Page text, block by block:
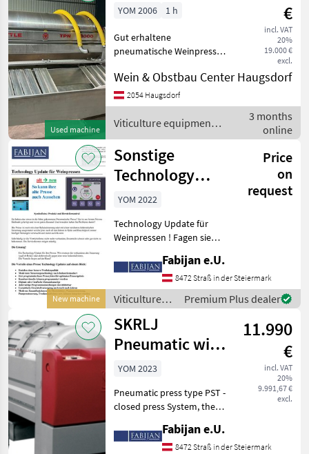
Used machine
€
incl. VAT
20%
19.000 €
excl.
YOM 2006 1 h
Gut erhaltene
pneumatische Weinpresse
Laufsteg mit Treppe - mit
Saftwanne -
Zentralbefüllung -
vollautomat. digitale
Wein & Obstbau Center Haugsdorf
2054 Haugsdorf
Viticulture equipment /
Wottle
3 months
online
New machine
Sonstige
Technology
Update für
Traubenpressen
Price
on
request
YOM 2022
Technology Update für
Weinpressen ! Fagen sie
gerne ein Angebot.
Viticulture equipment Wine
presses
Fabijan e.U.
8472 Straß in der Steiermark
Viticulture
equipment /
Sonstige
Premium Plus dealer
SKRLJ
Pneumatic wine
presses from 5hl
tank presses
11.990
€
incl. VAT
20%
9.991,67 €
excl.
YOM 2023
Pneumatic press type PST -
closed press System, the
electropolished juice
channels • Nominal volume
Fabijan e.U.
8472 Straß in der Steiermark